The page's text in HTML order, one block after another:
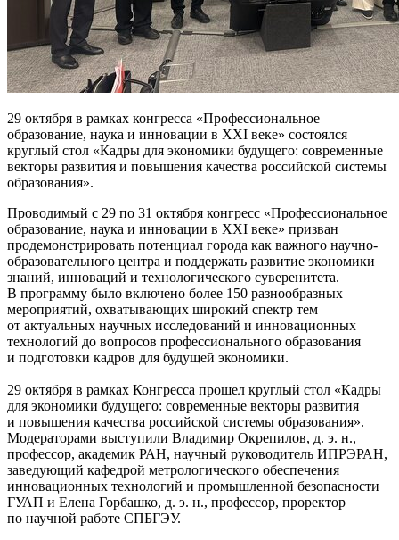
29 октября в рамках конгресса «Профессиональное
образование, наука и инновации в XXI веке» состоялся
круглый стол «Кадры для экономики будущего: современные
векторы развития и повышения качества российской системы
образования».
Проводимый с 29 по 31 октября конгресс «Профессиональное
образование, наука и инновации в XXI веке» призван
продемонстрировать потенциал города как важного научно-
образовательного центра и поддержать развитие экономики
знаний, инноваций и технологического суверенитета.
В программу было включено более 150 разнообразных
мероприятий, охватывающих широкий спектр тем
от актуальных научных исследований и инновационных
технологий до вопросов профессионального образования
и подготовки кадров для будущей экономики.
29 октября в рамках Конгресса прошел круглый стол «Кадры
для экономики будущего: современные векторы развития
и повышения качества российской системы образования».
Модераторами выступили Владимир Окрепилов, д. э. н.,
профессор, академик РАН, научный руководитель ИПРЭРАН,
заведующий кафедрой метрологического обеспечения
инновационных технологий и промышленной безопасности
ГУАП и Елена Горбашко, д. э. н., профессор, проректор
по научной работе СПБГЭУ.